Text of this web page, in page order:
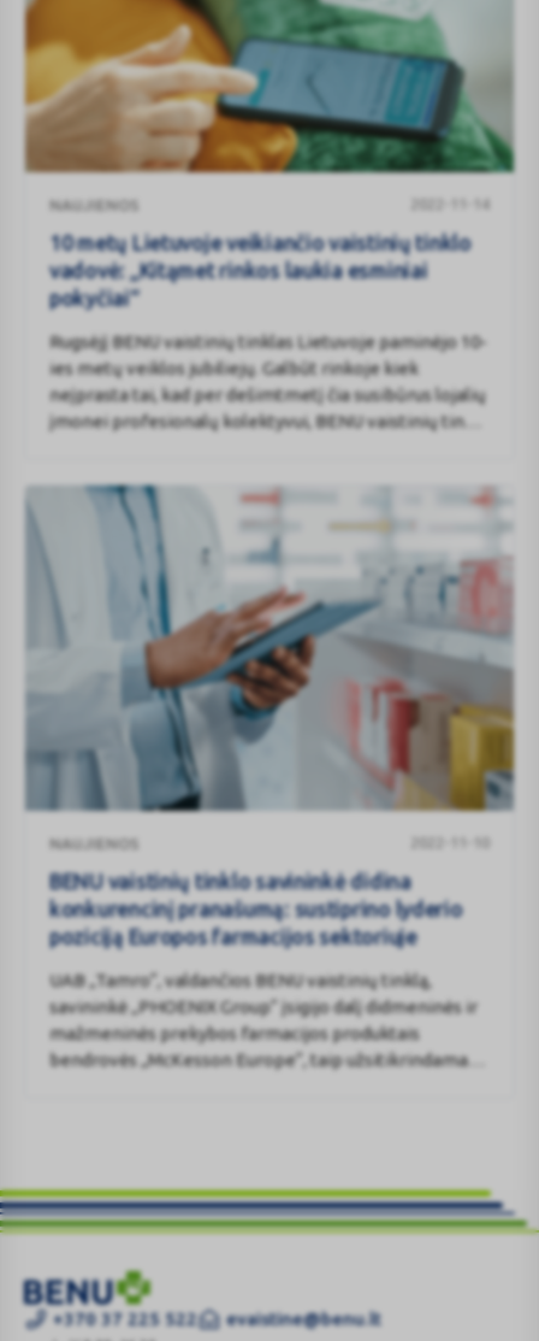
metų
Lietuvoje
veikiančio
vaistinių
tinklo
vadovė:
„Kitąmet
rinkos
laukia
NAUJIENOS
10 metų Lietuvoje veikiančio vaistinių tinklo
vadovė: „Kitąmet rinkos laukia esminiai
pokyčiai“
Rugsėjį BENU vaistinių tinklas Lietuvoje paminėjo 10-
ies metų veiklos jubiliejų. Galbūt rinkoje kiek
neįprasta tai, kad per dešimtmetį čia susibūrus lojalių
įmonei profesionalų kolektyvui, BENU vaistinių tinklą
konkuruoja dėl darbuotojų, BENU yra geidžiama vieta
dirbti“, – sako įmonės vadovė Rasa Montvilė. Tiesa,
kitų metų liepą įsigaliosianti nuostata, kad vaistinėse
privalės dirbti bent vienas vaistininkas, gali gerokai
pakeisti rinką ir išauginti vaistininkų poreikį.
vaistinių
tinklo
savininkė
didina
konkurencinį
pranašumą:
sustiprino
lyderio
poziciją
NAUJIENOS
BENU vaistinių tinklo savininkė didina
konkurencinį pranašumą: sustiprino lyderio
poziciją Europos farmacijos sektoriuje
UAB „Tamro“, valdančios BENU vaistinių tinklą,
savininkė „PHOENIX Group“ įsigijo dalį didmeninės ir
mažmeninės prekybos farmacijos produktais
bendrovės „McKesson Europe“, taip užsitikrindama
LIVSANE
+370 37 225 522 evaistine@benu.lt